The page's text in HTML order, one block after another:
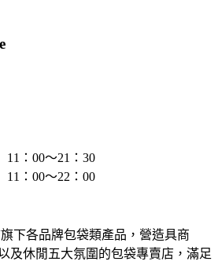
11：00～21：30
11：00～22：00
旗下各品牌包袋類產品，營造具商
及休閒五大氛圍的包袋專賣店，滿足